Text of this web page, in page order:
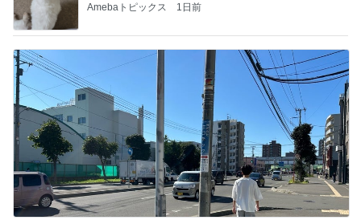
Amebaトピックス 1日前